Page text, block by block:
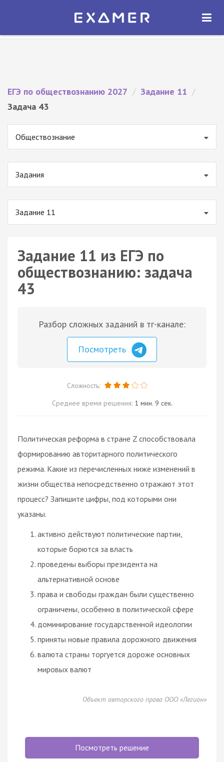
Экзамер — ЕГЭ 2027
ОТКРЫТЬ
ЕГЭ по обществознанию 2027 / Задание 11 /
Задача 43
Обществознание
Задания
Задание 11
Задание 11 из ЕГЭ по
обществознанию: задача
43
Разбор сложных заданий в тг-канале:
Посмотреть
Сложность:
Среднее время решения: 1 мин. 9 сек.
Политическая реформа в стране Z способствовала
формированию авторитарного политического
режима. Какие из перечисленных ниже изменений в
жизни общества непосредственно отражают этот
процесс? Запишите цифры, под которыми они
указаны.
активно действуют политические партии,
которые борются за власть
проведены выборы президента на
альтернативной основе
права и свободы граждан были существенно
ограничены, особенно в политической сфере
доминирование государственной идеологии
приняты новые правила дорожного движения
валюта страны торгуется дороже основных
мировых валют
Объект авторского права ООО «Легион»
Посмотреть решение